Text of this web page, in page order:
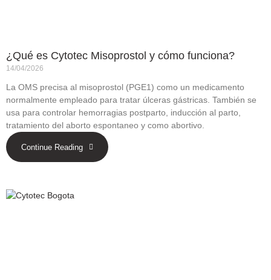
¿Qué es Cytotec Misoprostol y cómo funciona?
14/04/2026
La OMS precisa al misoprostol (PGE1) como un medicamento
normalmente empleado para tratar úlceras gástricas. También se
usa para controlar hemorragias postparto, inducción al parto,
tratamiento del aborto espontaneo y como abortivo.
Continue Reading